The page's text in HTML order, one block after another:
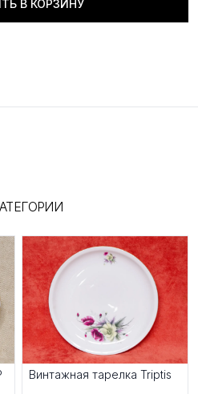
В КОРЗИНУ
Винтажная тарелка Triptis